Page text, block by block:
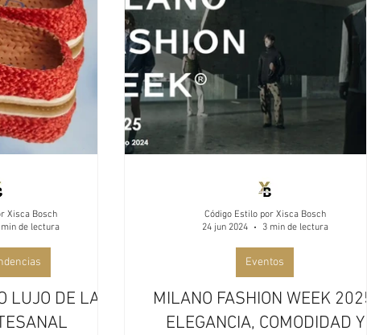
LUJO DE LA
Xisca Bosch
min de lectura
MILANO FASHION WEEK 2025:
ELEGANCIA, COMODIDAD Y
Eventos
Código Estilo por Xisca Bosch
24 jun 2024
3 min de lectura